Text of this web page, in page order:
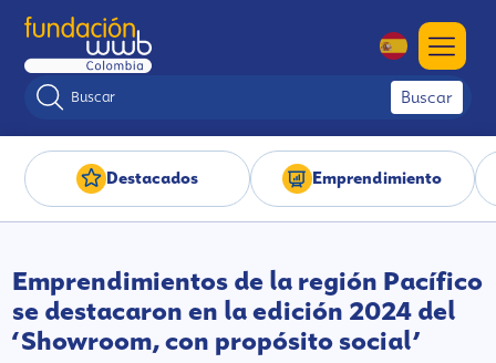
Buscar
Destacados Emprendimiento
Emprendimientos de la región Pacífico
se destacaron en la edición 2024 del
‘Showroom, con propósito social’